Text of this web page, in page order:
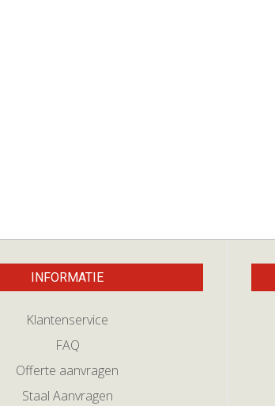
INFORMATIE
Klantenservice
FAQ
Offerte aanvragen
Staal Aanvragen